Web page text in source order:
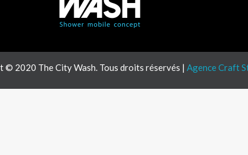
© 2020 The City Wash. Tous droits réservés | Agence Craft